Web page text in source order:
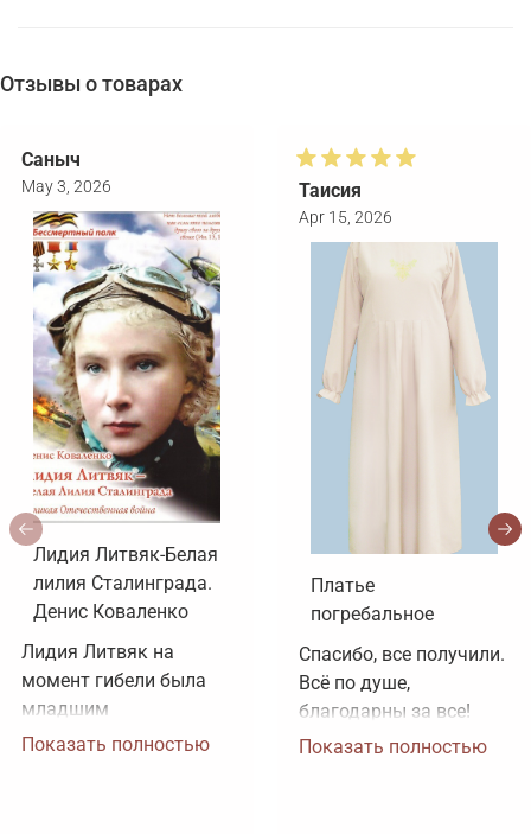
Отзывы о товарах
Саныч
May 3, 2026
Лидия Литвяк-Белая
лилия Сталинграда.
Денис Коваленко
Лидия Литвяк на
момент гибели была
младшим
лейтенантом.
Показать полностью
Таисия
Apr 15, 2026
Платье
погребальное
Спасибо, все получили.
Всё по душе,
благодарны за все!
Показать полностью